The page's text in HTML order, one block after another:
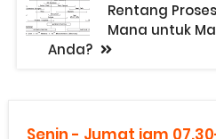
Rentang
Mana untuk
Anda?